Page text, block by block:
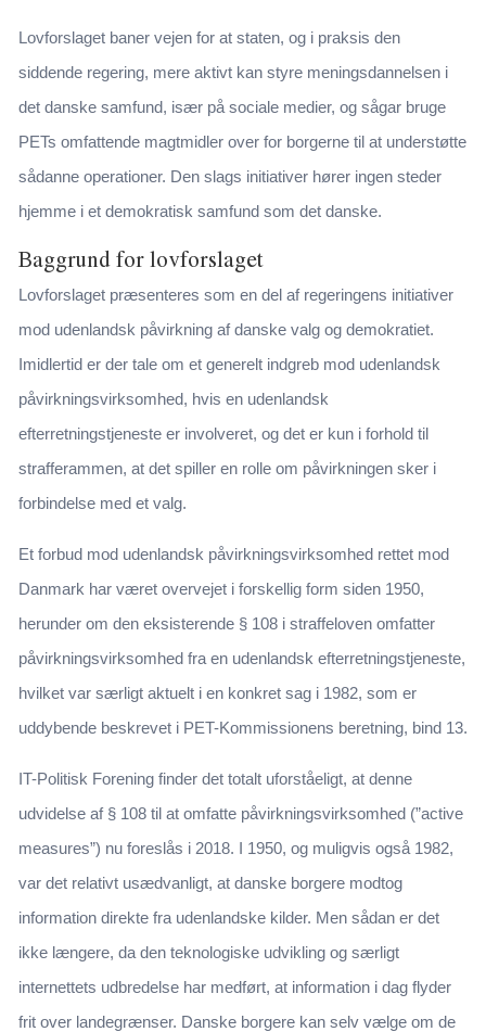
Lovforslaget baner vejen for at staten, og i praksis den
siddende regering, mere aktivt kan styre meningsdannelsen i
det danske samfund, især på sociale medier, og sågar bruge
PETs omfattende magtmidler over for borgerne til at understøtte
sådanne operationer. Den slags initiativer hører ingen steder
hjemme i et demokratisk samfund som det danske.
Baggrund for lovforslaget
Lovforslaget præsenteres som en del af regeringens initiativer
mod udenlandsk påvirkning af danske valg og demokratiet.
Imidlertid er der tale om et generelt indgreb mod udenlandsk
påvirkningsvirksomhed, hvis en udenlandsk
efterretningstjeneste er involveret, og det er kun i forhold til
strafferammen, at det spiller en rolle om påvirkningen sker i
forbindelse med et valg.
Et forbud mod udenlandsk påvirkningsvirksomhed rettet mod
Danmark har været overvejet i forskellig form siden 1950,
herunder om den eksisterende § 108 i straffeloven omfatter
påvirkningsvirksomhed fra en udenlandsk efterretningstjeneste,
hvilket var særligt aktuelt i en konkret sag i 1982, som er
uddybende beskrevet i PET-Kommissionens beretning, bind 13.
IT-Politisk Forening finder det totalt uforståeligt, at denne
udvidelse af § 108 til at omfatte påvirkningsvirksomhed (”active
measures”) nu foreslås i 2018. I 1950, og muligvis også 1982,
var det relativt usædvanligt, at danske borgere modtog
information direkte fra udenlandske kilder. Men sådan er det
ikke længere, da den teknologiske udvikling og særligt
internettets udbredelse har medført, at information i dag flyder
frit over landegrænser. Danske borgere kan selv vælge om de